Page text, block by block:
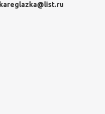
kareglazka@list.ru